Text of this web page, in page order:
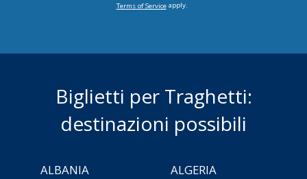
Terms of Serviceapply.
Biglietti per Traghetti:
destinazioni possibili
ALBANIA
ALGERIA